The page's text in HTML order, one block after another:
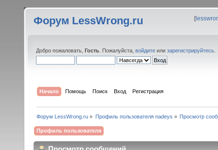
Форум LessWrong.ru [
Добро пожаловать, Гость . Пожалуйста, войдите или зарегистрируйтесь
Начало Помощь Поиск Вход Регистрация
Форум LessWrong.ru » Профиль пользователя nadeys » Просмотр
Профиль пользователя